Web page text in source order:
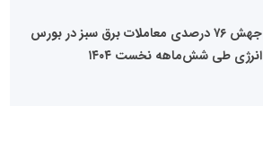
جهش ۷۶ درصدی معاملات برق سبز در بورس
انرژی طی شش‌ماهه نخست ۱۴۰۴